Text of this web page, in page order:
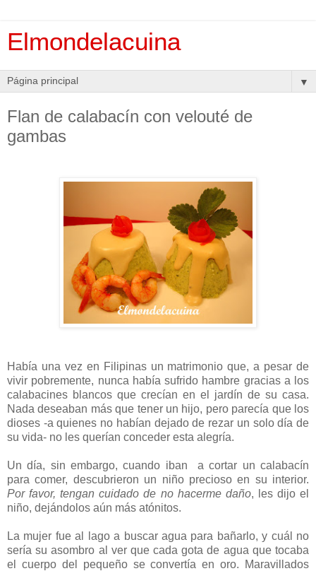
Elmondelacuina
▼
Flan de calabacín con velouté de
gambas
Había una vez en Filipinas un matrimonio que, a pesar de
vivir pobremente, nunca había sufrido hambre gracias a los
calabacines blancos que crecían en el jardín de su casa.
Nada deseaban más que tener un hijo, pero parecía que los
dioses -a quienes no habían dejado de rezar un solo día de
su vida- no les querían conceder esta alegría.
Un día, sin embargo, cuando iban a cortar un calabacín
para comer, descubrieron un niño precioso en su interior.
Por favor, tengan cuidado de no hacerme daño, les dijo el
niño, dejándolos aún más atónitos.
La mujer fue al lago a buscar agua para bañarlo, y cuál no
sería su asombro al ver que cada gota de agua que tocaba
el cuerpo del pequeño se convertía en oro. Maravillados